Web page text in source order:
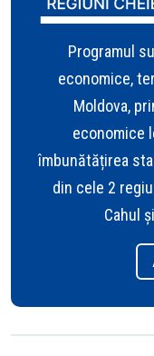
Programul
economice,
Moldova,
economice
îmbunătățirea
din cele 2
Cahul